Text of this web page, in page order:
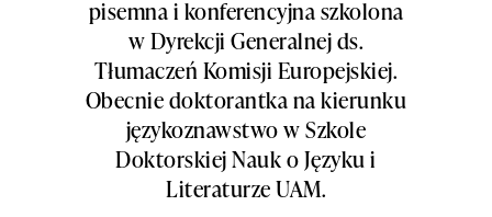
pisemna i konferencyjna szkolona
w Dyrekcji Generalnej ds.
Tłumaczeń Komisji Europejskiej.
Obecnie doktorantka na kierunku
językoznawstwo w Szkole
Doktorskiej Nauk o Języku i
Literaturze UAM.